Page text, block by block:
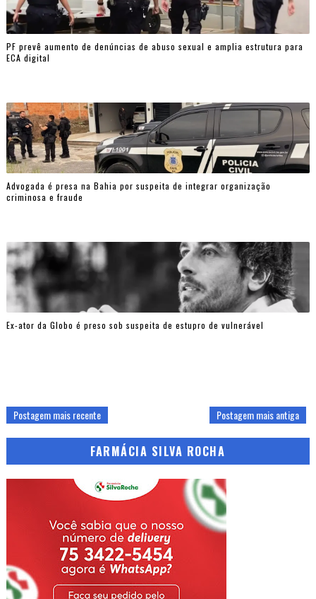
PF prevê aumento de denúncias de abuso sexual e amplia estrutura para
ECA digital
Advogada é presa na Bahia por suspeita de integrar organização
criminosa e fraude
Ex-ator da Globo é preso sob suspeita de estupro de vulnerável
Postagem mais recente Postagem mais antiga
FARMÁCIA SILVA ROCHA